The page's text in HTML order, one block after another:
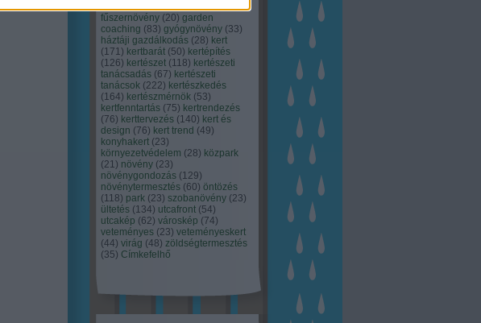
Budapest (45) dísznövény (116)
fűszernövény (20) garden
coaching (83) gyógynövény (33)
háztáji gazdálkodás (28) kert
(171) kertbarát (50) kertépítés
(126) kertészet (118) kertészeti
tanácsadás (67) kertészeti
tanácsok (222) kertészkedés
(164) kertészmérnök (53)
kertfenntartás (75) kertrendezés
(76) kerttervezés (140) kert és
design (76) kert trend (49)
konyhakert (23)
környezetvédelem (28) közpark
(21) növény (23)
növénygondozás (129)
növénytermesztés (60) öntözés
(118) park (23) szobanövény (23)
ültetés (134) utcafront (54)
utcakép (62) városkép (74)
veteményes (23) veteményeskert
(44) virág (48) zöldségtermesztés
(35) Címkefelhő